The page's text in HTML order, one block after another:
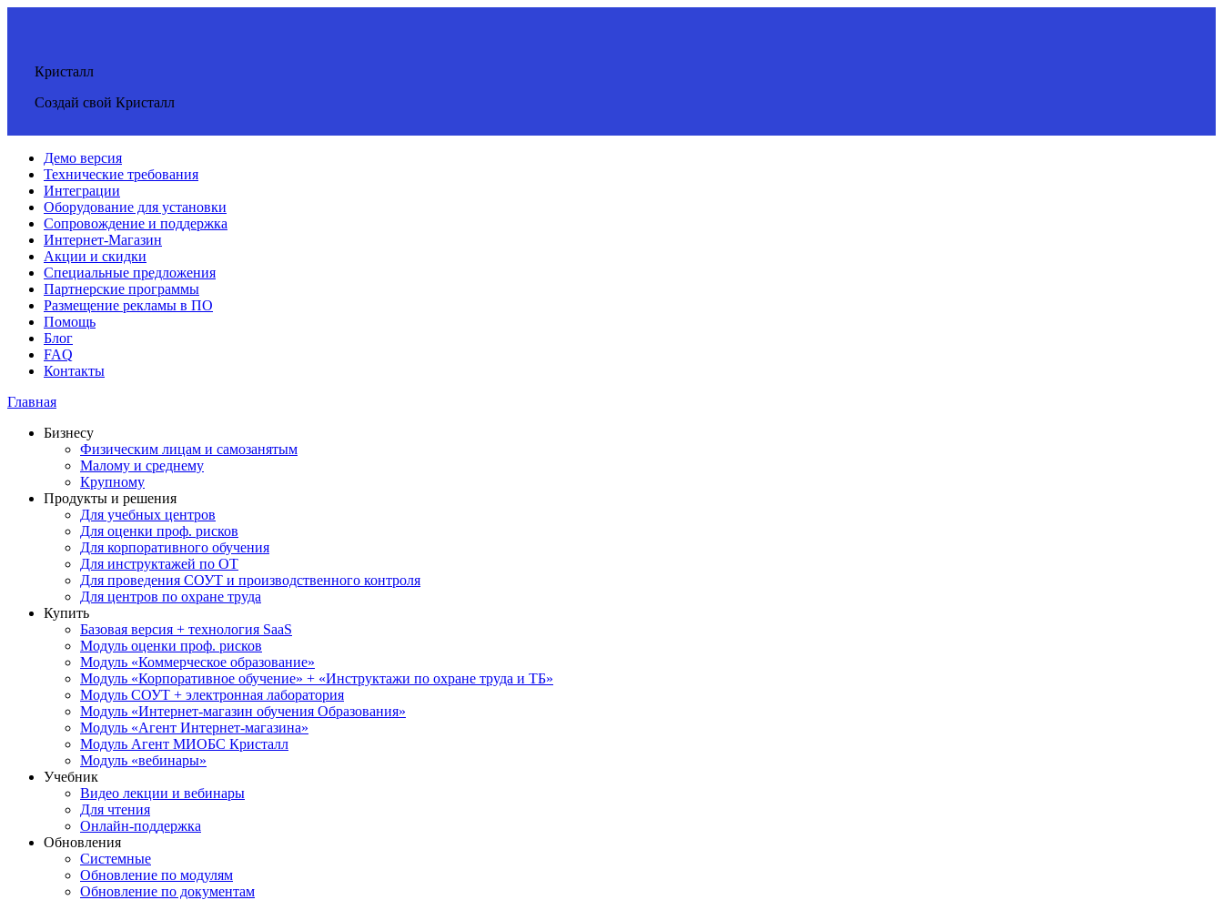
Кристалл
Создай свой Кристалл
Демо версия
Технические требования
Интеграции
Оборудование для установки
Сопровождение и поддержка
Интернет-Магазин
Акции и скидки
Специальные предложения
Партнерские программы
Размещение рекламы в ПО
Помощь
Блог
FAQ
Контакты
Главная
Бизнесу
Физическим лицам и самозанятым
Малому и среднему
Крупному
Продукты и решения
Для учебных центров
Для оценки проф. рисков
Для корпоративного обучения
Для инструктажей по ОТ
Для проведения СОУТ и производственного контроля
Для центров по охране труда
Купить
Базовая версия + технология SaaS
Модуль оценки проф. рисков
Модуль «Коммерческое образование»
Модуль «Корпоративное обучение» + «Инструктажи по охране труда и ТБ»
Модуль СОУТ + электронная лаборатория
Модуль «Интернет-магазин обучения Образования»
Модуль «Агент Интернет-магазина»
Модуль Агент МИОБС Кристалл
Модуль «вебинары»
Учебник
Видео лекции и вебинары
Для чтения
Онлайн-поддержка
Обновления
Системные
Обновление по модулям
Обновление по документам